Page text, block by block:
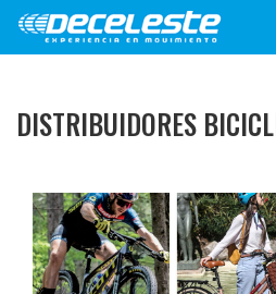
DISTRIBUIDORES